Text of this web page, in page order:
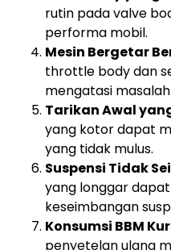
rutin pada valve
performa mobil.
Mesin Bergetar
throttle body dan
mengatasi
Tarikan Awal
yang kotor dapat
yang tidak mulus.
Suspensi Tidak
yang longgar
keseimbangan
Konsumsi BBM
penyetelan ulang